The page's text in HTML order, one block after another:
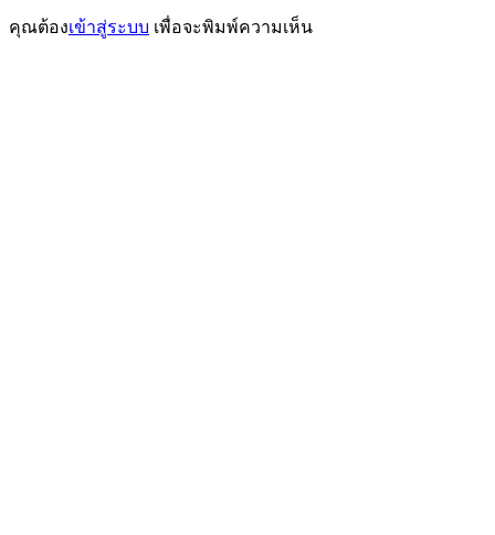
เรื่อง
คุณต้องเข้าสู่ระบบ เพื่อจะพิมพ์ความเห็น